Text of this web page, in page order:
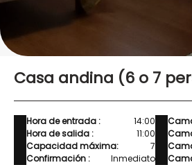
Casa andina (6 o 7
Hora de entrada :
14:00
Hora de salida :
11:00
Capacidad máxima:
7
Confirmación :
Inmediato